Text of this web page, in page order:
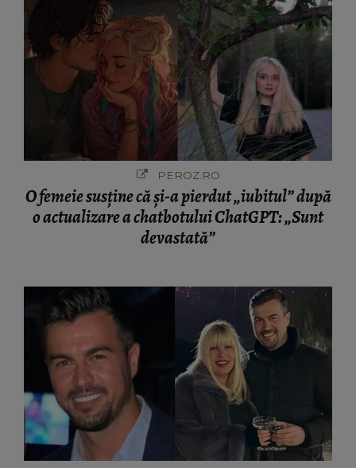
PEROZ.RO
O femeie susține că și-a pierdut „iubitul” după
o actualizare a chatbotului ChatGPT: „Sunt
devastată”